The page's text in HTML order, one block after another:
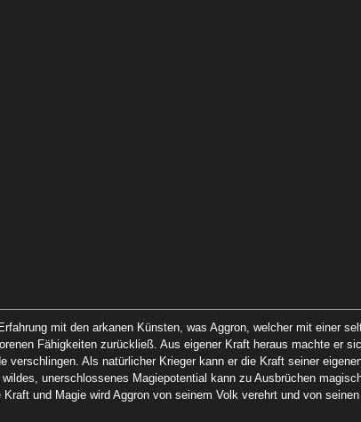
mit den arkanen Künsten, was Aggron, welcher mit einer
Fähigkeiten zurückließ. Aus eigener Kraft heraus machte er
verschlingen. Als natürlicher Krieger kann er die Kraft seiner
unerschlossenes Magiepotential kann zu Ausbrüchen
und Magie wird Aggron von seinem Volk verehrt und von